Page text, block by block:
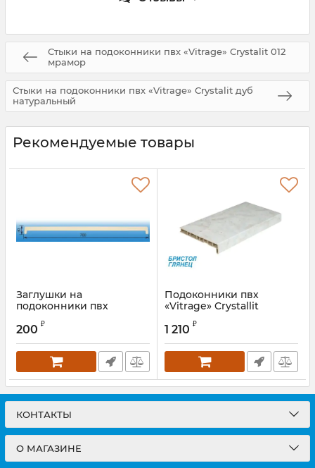
Стыки на подоконники пвх «Vitrage» Crystalit 012
мрамор
Стыки на подоконники пвх «Vitrage» Crystalit дуб
натуральный
Рекомендуемые товары
Заглушки на
подоконники пвх
бристол
200 ₽
Подоконники пвх
«Vitrage» Crystallit
бристол
1 210 ₽
КОНТАКТЫ
О МАГАЗИНЕ